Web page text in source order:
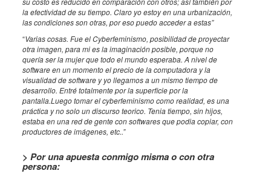
la efectividad de su tiempo. Claro yo estoy en una urbanización,
las condiciones son otras, por eso puedo acceder a estas”
“Varias cosas. Fue el Cyberfeminismo, posibilidad de proyectar
otra imagen, para mi es la imaginación posible, porque no
quería ser la mujer que todo el mundo esperaba. A nivel de
software en un momento el precio de la computadora y la
visualidad de software y yo llegamos a un mismo tiempo de
desarrollo. Entré totalmente por la superficie por la
pantalla.Luego tomar el cyberfeminismo como realidad, es una
práctica y no solo un discurso teorico. Tenia tiempo, sin hijos,
estaba en una red de gente con softwares que podia copiar, con
productores de imágenes, etc..”
> Por una apuesta conmigo misma o con otra
persona: